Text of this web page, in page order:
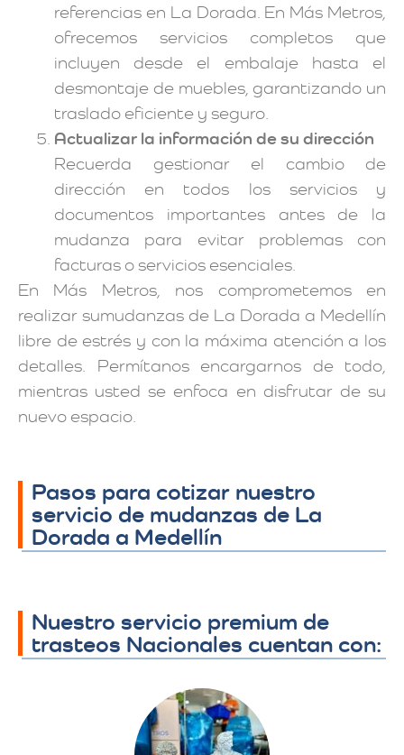
referencias en La Dorada. En Más Metros,
ofrecemos servicios completos que
incluyen desde el embalaje hasta el
desmontaje de muebles, garantizando un
traslado eficiente y seguro.
Actualizar la información de su dirección
Recuerda gestionar el cambio de
dirección en todos los servicios y
documentos importantes antes de la
mudanza para evitar problemas con
facturas o servicios esenciales.
En Más Metros, nos comprometemos en
realizar sumudanzas de La Dorada a Medellín
libre de estrés y con la máxima atención a los
detalles. Permítanos encargarnos de todo,
mientras usted se enfoca en disfrutar de su
nuevo espacio.
Pasos para cotizar nuestro
servicio de mudanzas de La
Dorada a Medellín
Nuestro servicio premium de
trasteos Nacionales cuentan con: